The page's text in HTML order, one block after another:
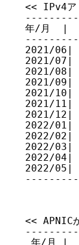
<< IPv4ア
年/月  |
2021/
2021/
2021/
2021/
2021/
2021/
2021/
2022/
2022/
2022/
2022/
2022/
<< APNIC
年/月 |